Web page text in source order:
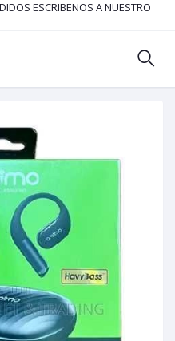
ESCRIBENOS A NUESTRO